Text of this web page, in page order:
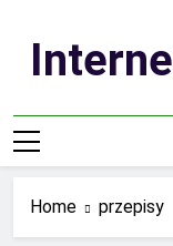
content
Home przepisy